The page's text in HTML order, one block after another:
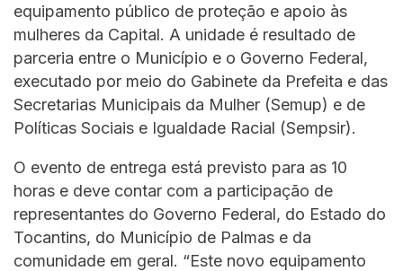
equipamento público de proteção e apoio às
mulheres da Capital. A unidade é resultado de
parceria entre o Município e o Governo Federal,
executado por meio do Gabinete da Prefeita e das
Secretarias Municipais da Mulher (Semup) e de
Políticas Sociais e Igualdade Racial (Sempsir).
O evento de entrega está previsto para as 10
horas e deve contar com a participação de
representantes do Governo Federal, do Estado do
Tocantins, do Município de Palmas e da
comunidade em geral. “Este novo equipamento